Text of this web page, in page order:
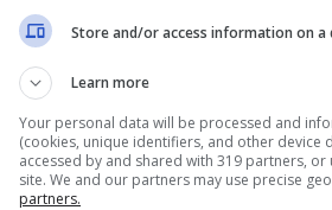
ai fan di questa famosa
è anche una donna molto
a vivera qua in Italia e con
a loro volta famosi. La
la madre di Belen Rodriguez
Store and/or access information on a
Learn more
Your personal data will be processed and
(cookies, unique identifiers, and other device
accessed by and shared with 319 partners,
site. We and our partners may use precise
partners.